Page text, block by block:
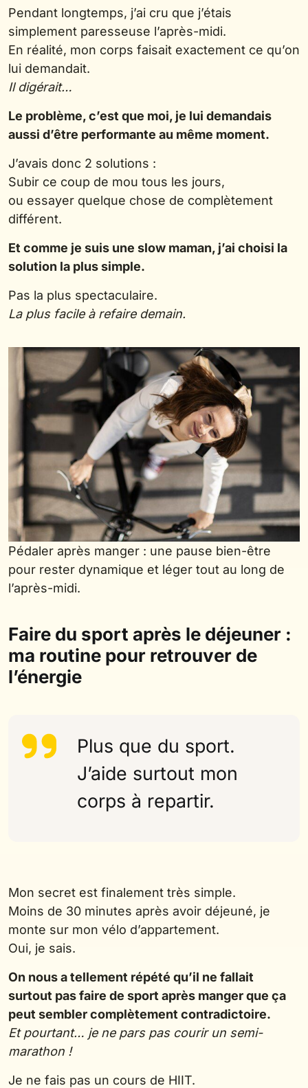
Pendant longtemps, j’ai cru que j’étais
simplement paresseuse l’après-midi.
En réalité, mon corps faisait exactement ce qu’on
lui demandait.
Il digérait…
Le problème, c’est que moi, je lui demandais
aussi d’être performante au même moment.
J’avais donc 2 solutions :
Subir ce coup de mou tous les jours,
ou essayer quelque chose de complètement
différent.
Et comme je suis une slow maman, j’ai choisi la
solution la plus simple.
Pas la plus spectaculaire.
La plus facile à refaire demain.
Pédaler après manger : une pause bien-être
pour rester dynamique et léger tout au long de
l’après-midi.
Faire du sport après le déjeuner :
ma routine pour retrouver de
l’énergie
Plus que du sport.
J’aide surtout mon
corps à repartir.
Mon secret est finalement très simple.
Moins de 30 minutes après avoir déjeuné, je
monte sur mon vélo d’appartement.
Oui, je sais.
On nous a tellement répété qu’il ne fallait
surtout pas faire de sport après manger que ça
peut sembler complètement contradictoire.
Et pourtant… je ne pars pas courir un semi-
marathon !
Je ne fais pas un cours de HIIT.